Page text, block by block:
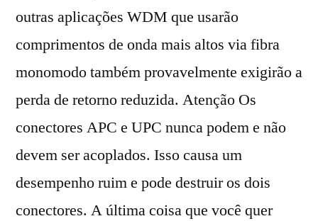
outras aplicações WDM que usarão
comprimentos de onda mais altos via fibra
monomodo também provavelmente exigirão a
perda de retorno reduzida. Atenção Os
conectores APC e UPC nunca podem e não
devem ser acoplados. Isso causa um
desempenho ruim e pode destruir os dois
conectores. A última coisa que você quer